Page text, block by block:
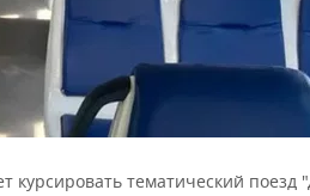
тематический поезд